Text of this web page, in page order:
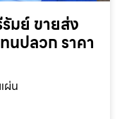
มย์ ขายส่ง
นปลวก ราคา
ผ่น